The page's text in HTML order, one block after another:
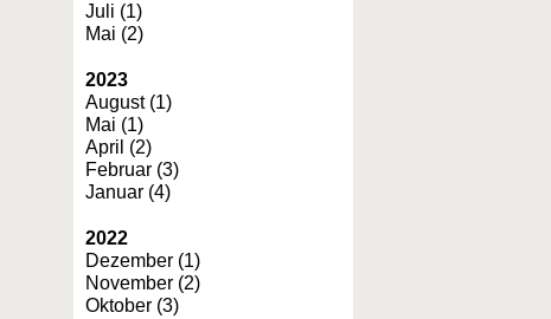
Juli (1)
Mai (2)
2023
August (1)
Mai (1)
April (2)
Februar (3)
Januar (4)
2022
Dezember (1)
November (2)
Oktober (3)